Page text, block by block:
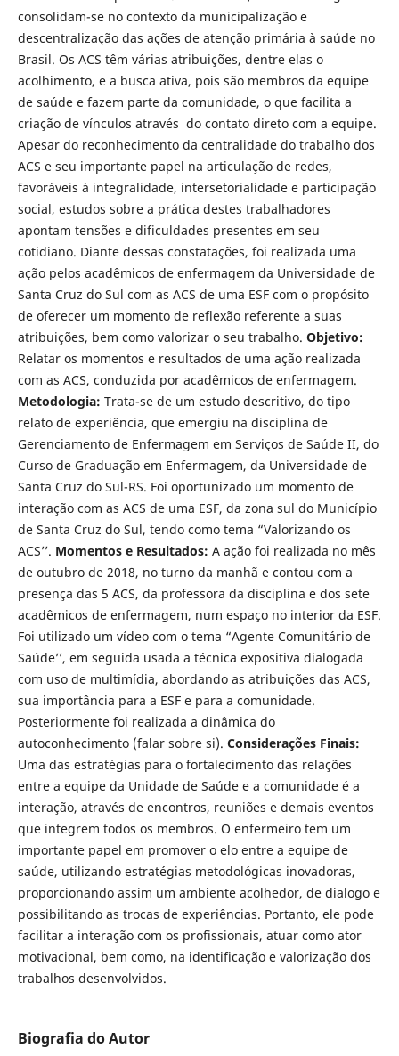
consolidam-se no contexto da municipalização e
descentralização das ações de atenção primária à saúde no
Brasil. Os ACS têm várias atribuições, dentre elas o
acolhimento, e a busca ativa, pois são membros da equipe
de saúde e fazem parte da comunidade, o que facilita a
criação de vínculos através do contato direto com a equipe.
Apesar do reconhecimento da centralidade do trabalho dos
ACS e seu importante papel na articulação de redes,
favoráveis à integralidade, intersetorialidade e participação
social, estudos sobre a prática destes trabalhadores
apontam tensões e dificuldades presentes em seu
cotidiano. Diante dessas constatações, foi realizada uma
ação pelos acadêmicos de enfermagem da Universidade de
Santa Cruz do Sul com as ACS de uma ESF com o propósito
de oferecer um momento de reflexão referente a suas
atribuições, bem como valorizar o seu trabalho. Objetivo:
Relatar os momentos e resultados de uma ação realizada
com as ACS, conduzida por acadêmicos de enfermagem.
Metodologia: Trata-se de um estudo descritivo, do tipo
relato de experiência, que emergiu na disciplina de
Gerenciamento de Enfermagem em Serviços de Saúde II, do
Curso de Graduação em Enfermagem, da Universidade de
Santa Cruz do Sul-RS. Foi oportunizado um momento de
interação com as ACS de uma ESF, da zona sul do Município
de Santa Cruz do Sul, tendo como tema “Valorizando os
ACS’’. Momentos e Resultados: A ação foi realizada no mês
de outubro de 2018, no turno da manhã e contou com a
presença das 5 ACS, da professora da disciplina e dos sete
acadêmicos de enfermagem, num espaço no interior da ESF.
Foi utilizado um vídeo com o tema “Agente Comunitário de
Saúde’’, em seguida usada a técnica expositiva dialogada
com uso de multimídia, abordando as atribuições das ACS,
sua importância para a ESF e para a comunidade.
Posteriormente foi realizada a dinâmica do
autoconhecimento (falar sobre si). Considerações Finais:
Uma das estratégias para o fortalecimento das relações
entre a equipe da Unidade de Saúde e a comunidade é a
interação, através de encontros, reuniões e demais eventos
que integrem todos os membros. O enfermeiro tem um
importante papel em promover o elo entre a equipe de
saúde, utilizando estratégias metodológicas inovadoras,
proporcionando assim um ambiente acolhedor, de dialogo e
possibilitando as trocas de experiências. Portanto, ele pode
facilitar a interação com os profissionais, atuar como ator
motivacional, bem como, na identificação e valorização dos
trabalhos desenvolvidos.
Biografia do Autor